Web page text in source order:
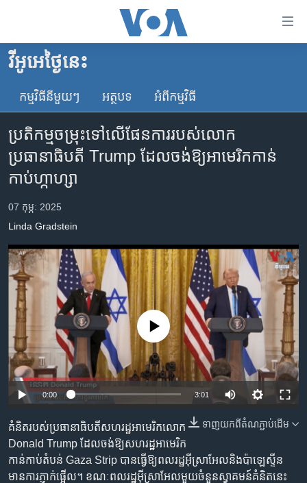
គេហទំព័រ​
ទាក់ទង
និង​
ចូល​
ទៅ​​
ទំព័រ​
ព័ត៌មាន​​
ម្តង
រំលង​
និង​
ចូល​
ទៅ​
ទំព័រ​
រចនា
សម្ព័ន្ធ​
រំលង​
និង​
ចូល​
ទំព័រ​
ស្វែង​
រក
កម្ពុជា
អន្តរជាតិ
ចិន
ហេឡូវីអូអេ
ទូរទស្សន៍ / វីដេអូ​
វិទ្យុ / ផតខាសថ៍
កម្មវិធីទាំងអស់
Khmer English
បណ្តាញ​សង្គម
ភាសា
វីអូអេថ្ងៃនេះ
កម្មវិធី​នីមួយៗ អត្ថបទ​ អំពី​កម្មវិធី​
ប្រតិកម្ម​ចម្រុះ​ទៅលើ​ផែនការ​របស់​លោក
ប្រធានាធិបតី​ Trump ដែល​ចង់​ឱ្យ​អាមេរិក​កាន់
កាប់​ហ្កាហ្សា
07 កុម្ភៈ 2025
Linda Gradstein
Auto 240p 360p 480p
No media source currently available
0:00 3:01
240p
480p
ទាញ​យក​ពី​តំណភ្ជាប់​ដើម
គំនិត​របស់​ប្រធានាធិបតី​សហរដ្ឋ​អាមេរិក​លោក
Donald Trump ដែល​ចង់​ឱ្យ​សហរដ្ឋ​អាមេរិក​
កាន់កាប់​តំបន់ Gaza Strip បាន​ធ្វើឱ្យ​ពលរដ្ឋ​អ៊ីស្រាអែល​និង​ប៉ាឡេស្ទីន​
មាន​ការ​ភ្ញាក់ផ្អើល។ ខណៈ​ពលរដ្ឋ​អ៊ីស្រាអែល​មួយ​ចំនួន​ស្វាគមន៍​គំនិត​នេះ